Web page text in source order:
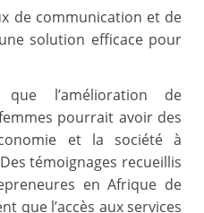
de communication et de
solution efficace pour
l’amélioration de
pourrait avoir des
et la société à
témoignages recueillis
en Afrique de
que l’accès aux services